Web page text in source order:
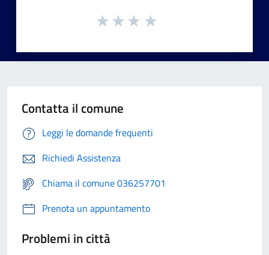
Contatta il comune
Leggi le domande frequenti
Richiedi Assistenza
Chiama il comune 036257701
Prenota un appuntamento
Problemi in città